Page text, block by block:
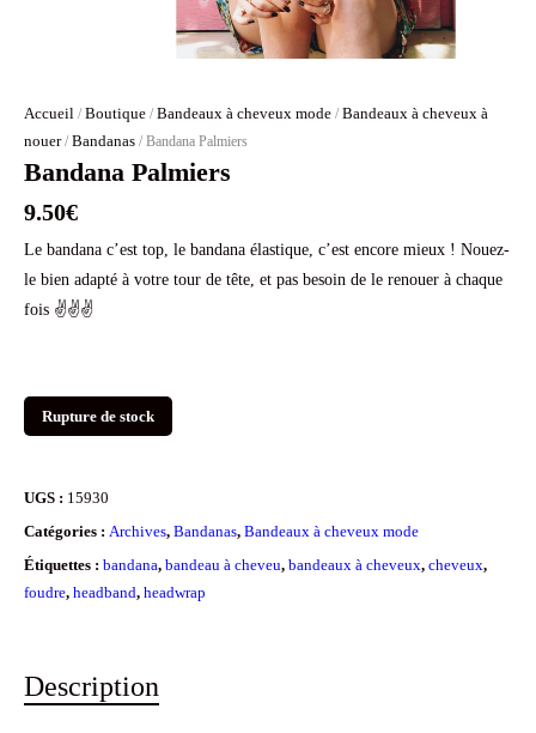
Accueil / Boutique / Bandeaux à cheveux mode / Bandeaux à cheveux à
nouer/ Bandanas / Bandana Palmiers
Bandana Palmiers
9.50€
Le bandana c’est top, le bandana élastique, c’est encore mieux ! Nouez-
le bien adapté à votre tour de tête, et pas besoin de le renouer à chaque
fois ✌️✌️✌️
Rupture de stock
UGS : 15930
Catégories : Archives, Bandanas, Bandeaux à cheveux mode
Étiquettes : bandana, bandeau à cheveu, bandeaux à cheveux, cheveux,
foudre, headband, headwrap
Description